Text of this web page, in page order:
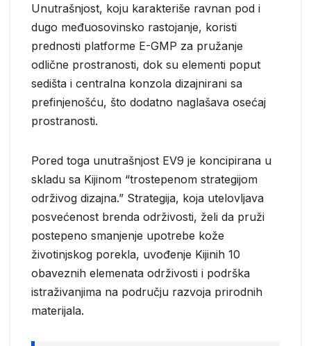
Unutrašnjost, koju karakteriše ravnan pod i
dugo međuosovinsko rastojanje, koristi
prednosti platforme E-GMP za pružanje
odlične prostranosti, dok su elementi poput
sedišta i centralna konzola dizajnirani sa
prefinjenošću, što dodatno naglašava osećaj
prostranosti.
Pored toga unutrašnjost EV9 je koncipirana u
skladu sa Kijinom “trostepenom strategijom
održivog dizajna.” Strategija, koja utelovljava
posvećenost brenda održivosti, želi da pruži
postepeno smanjenje upotrebe kože
životinjskog porekla, uvođenje Kijinih 10
obaveznih elemenata održivosti i podrška
istraživanjima na području razvoja prirodnih
materijala.